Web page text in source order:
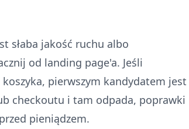
słaba jakość ruchu albo
od landing page'a. Jeśli
pierwszym kandydatem jest
checkoutu i tam odpada, poprawki
pieniądzem.